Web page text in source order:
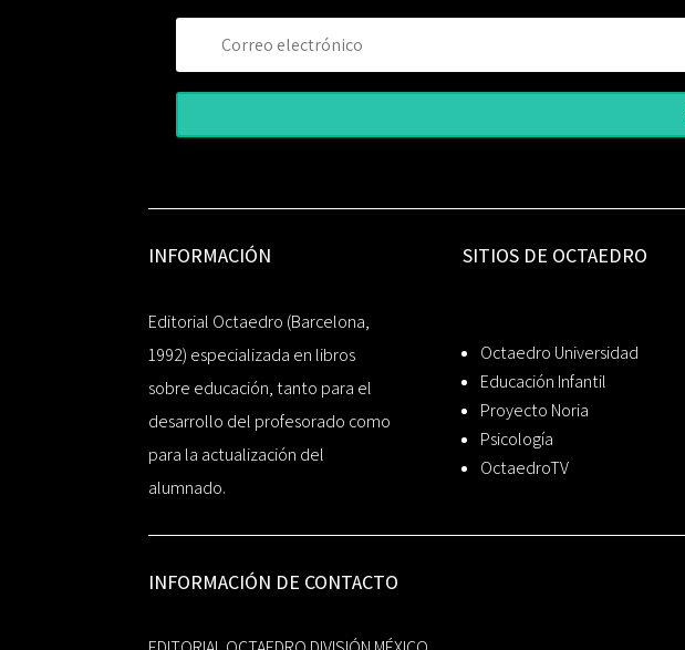
INFORMACIÓN
Editorial Octaedro (Barcelona,
1992) especializada en libros
sobre educación, tanto para el
desarrollo del profesorado como
para la actualización del
alumnado.
SITIOS DE OCTAEDRO
Octaedro Universidad
Educación Infantil
Proyecto Noria
Psicología
OctaedroTV
INFORMACIÓN DE CONTACTO